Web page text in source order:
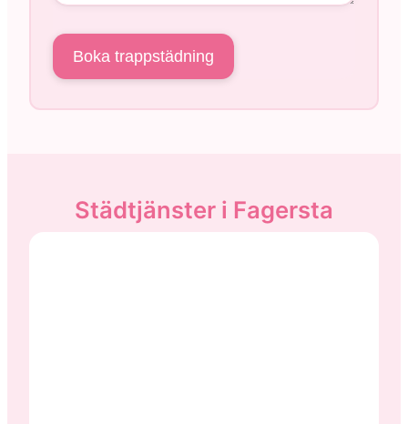
Städtjänster i Fagersta